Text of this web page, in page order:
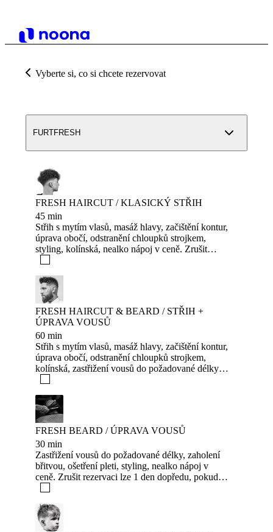
Vyberte si, co si chcete rezervovat
FURTFRESH
FRESH HAIRCUT / KLASICKÝ STŘIH
45 min
Střih s mytím vlasů, masáž hlavy, začištění kontur,
úprava obočí, odstranění chloupků strojkem,
styling, kolínská, nealko nápoj v ceně. Zrušit
účtujeme 50% ze služby.
FRESH HAIRCUT & BEARD / STŘIH +
ÚPRAVA VOUSŮ
60 min
Střih s mytím vlasů, masáž hlavy, začištění kontur,
úprava obočí, odstranění chloupků strojkem,
kolínská, zastřižení vousů do požadované délky,
pokud zrušíte na poslední chvíli nebo se
nedostavíte, tak si účtujeme 50% ze služby.
FRESH BEARD / ÚPRAVA VOUSŮ
30 min
Zastřižení vousů do požadované délky, zaholení
břitvou, ošetření pleti, styling, nealko nápoj v
ceně. Zrušit rezervaci lze 1 den dopředu, pokud